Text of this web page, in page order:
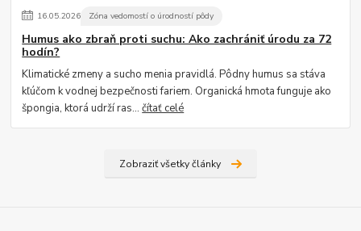
16.05.2026 Zóna vedomostí o úrodností pôdy
Humus ako zbraň proti suchu: Ako zachrániť úrodu za 72
hodín?
Klimatické zmeny a sucho menia pravidlá. Pôdny humus sa stáva
kľúčom k vodnej bezpečnosti fariem. Organická hmota funguje ako
špongia, ktorá udrží ras...čítať celé
Zobraziť všetky články